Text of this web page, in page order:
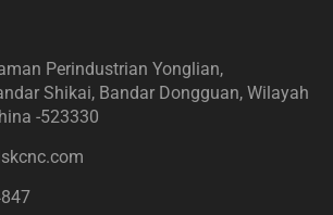
Perindustrian Yonglian,
Shikai, Bandar Dongguan, Wilayah
-523330